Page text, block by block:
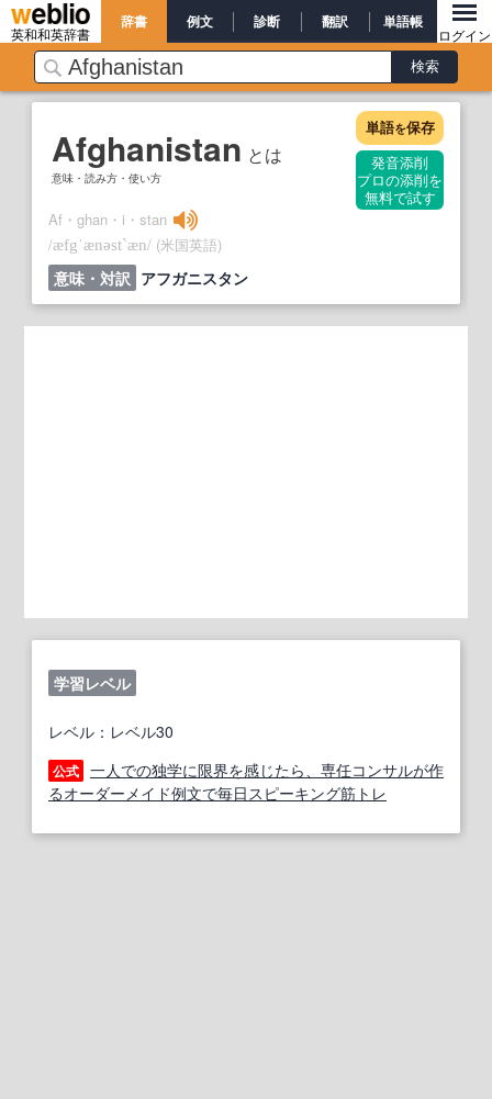
英和和英辞書
辞書 例文 診断 翻訳 単語帳
ログイン
Afghanistan とは
意味・読み方・使い方
単語を保存
発音添削
プロの添削を
無料で試す
Af・ghan・i・stan
/æfgˈænəst`æn/ (米国英語)
意味・対訳 アフガニスタン
学習レベル
レベル：レベル30
公式 一人での独学に限界を感じたら、専任コンサルが作
るオーダーメイド例文で毎日スピーキング筋トレ